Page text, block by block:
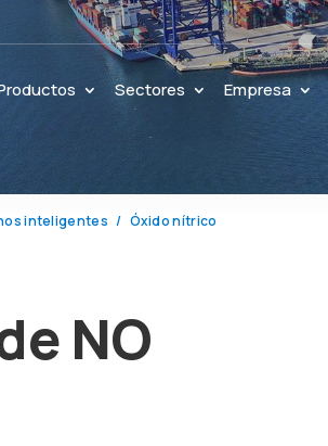
Sectores Empresa
inteligentes Óxido nítrico
NO